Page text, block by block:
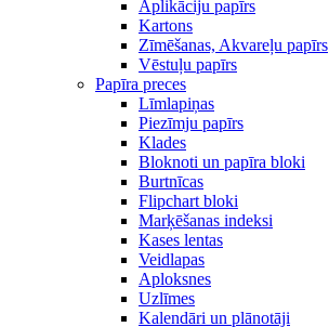
Aplikāciju papīrs
Kartons
Zīmēšanas, Akvareļu papīrs
Vēstuļu papīrs
Papīra preces
Līmlapiņas
Piezīmju papīrs
Klades
Bloknoti un papīra bloki
Burtnīcas
Flipchart bloki
Marķēšanas indeksi
Kases lentas
Veidlapas
Aploksnes
Uzlīmes
Kalendāri un plānotāji